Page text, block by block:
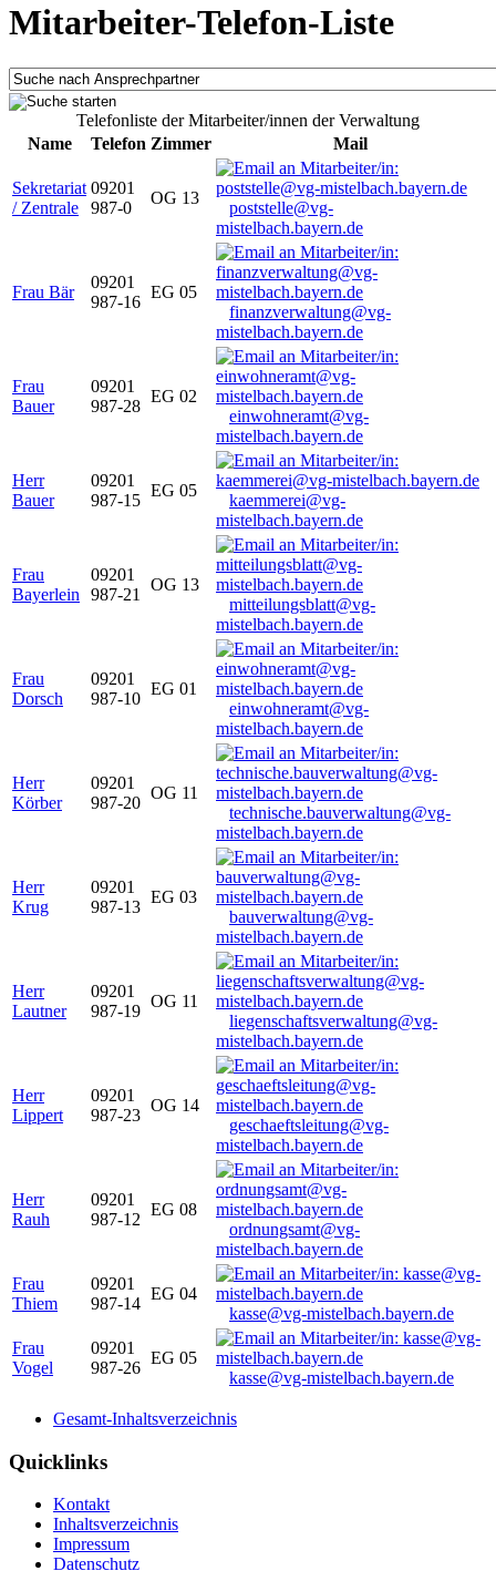
Mitarbeiter-Telefon-Liste
Telefonliste der Mitarbeiter/innen der Verwaltung
Name
Telefon Zimmer Mail
Sekretariat
/ Zentrale
09201
987-0
OG 13
poststelle@vg-
mistelbach.bayern.de
Frau Bär
09201
987-16
EG 05
finanzverwaltung@vg-
mistelbach.bayern.de
Frau
Bauer
09201
987-28
EG 02
einwohneramt@vg-
mistelbach.bayern.de
Herr
Bauer
09201
987-15
EG 05
kaemmerei@vg-
mistelbach.bayern.de
Frau
Bayerlein
09201
987-21
OG 13
mitteilungsblatt@vg-
mistelbach.bayern.de
Frau
Dorsch
09201
987-10
EG 01
einwohneramt@vg-
mistelbach.bayern.de
Herr
Körber
09201
987-20
OG 11
technische.bauverwaltung@vg-
mistelbach.bayern.de
Herr
Krug
09201
987-13
EG 03
bauverwaltung@vg-
mistelbach.bayern.de
Herr
Lautner
09201
987-19
OG 11
liegenschaftsverwaltung@vg-
mistelbach.bayern.de
Herr
Lippert
09201
987-23
OG 14
geschaeftsleitung@vg-
mistelbach.bayern.de
Herr
Rauh
09201
987-12
EG 08
ordnungsamt@vg-
mistelbach.bayern.de
Frau
Thiem
09201
987-14
EG 04
kasse@vg-mistelbach.bayern.de
Frau
Vogel
09201
987-26
EG 05
kasse@vg-mistelbach.bayern.de
Gesamt-Inhaltsverzeichnis
Quicklinks
Kontakt
Inhaltsverzeichnis
Impressum
Datenschutz